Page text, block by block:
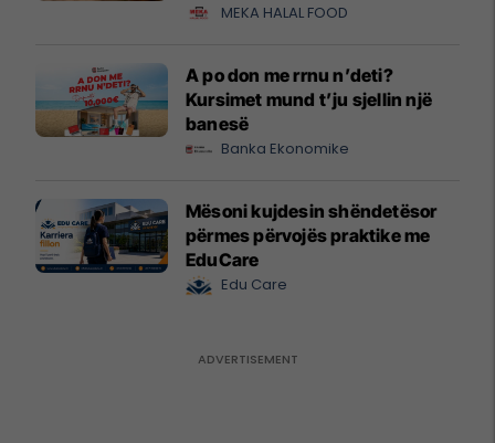
MEKA HALAL FOOD
A po don me rrnu n’deti?
Kursimet mund t’ju sjellin një
banesë
Banka Ekonomike
Mësoni kujdesin shëndetësor
përmes përvojës praktike me
EduCare
Edu Care